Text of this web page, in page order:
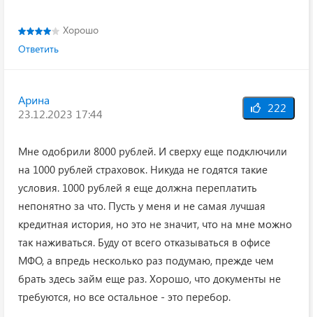
Хорошо
Ответить
Арина
23.12.2023 17:44
222
Мне одобрили 8000 рублей. И сверху еще подключили
на 1000 рублей страховок. Никуда не годятся такие
условия. 1000 рублей я еще должна переплатить
непонятно за что. Пусть у меня и не самая лучшая
кредитная история, но это не значит, что на мне можно
так наживаться. Буду от всего отказываться в офисе
МФО, а впредь несколько раз подумаю, прежде чем
брать здесь займ еще раз. Хорошо, что документы не
требуются, но все остальное - это перебор.